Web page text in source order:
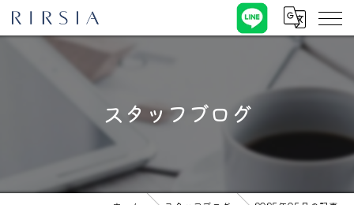
スタッフブログ